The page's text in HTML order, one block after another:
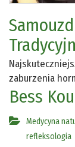
zaburzenia
Bess
Medycyna
refleksologia